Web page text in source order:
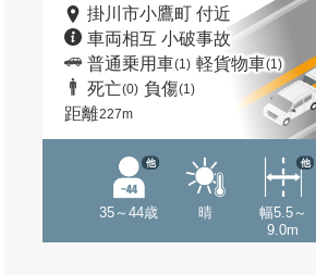
掛川市小鷹町 付近
車両相互 小破事故
普通乗用車(1) 軽貨物車(1)
死亡(0) 負傷(1)
距離227m
35～44歳
他
晴
幅5.5～
9.0m
他